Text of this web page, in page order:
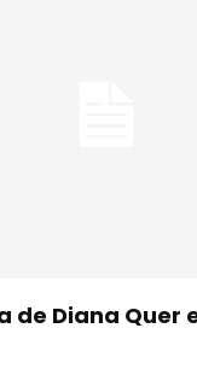
de Diana Quer